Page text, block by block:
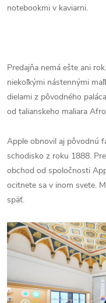
notebookmi v kaviarni.
Predajňa nemá ešte ani
niekoľkými nástennými
dielami z pôvodného
od talianskeho maliara
Apple obnovil aj pôvodnú
schodisko z roku 1888.
obchod od spoločnosti
ocitnete sa v inom svete.
späť.